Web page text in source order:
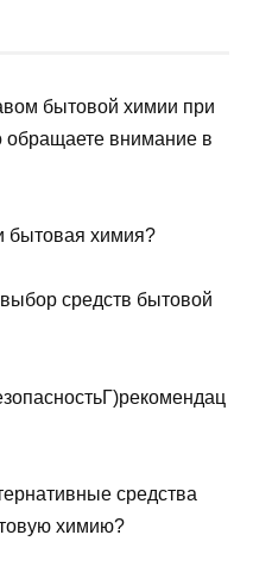
бытовой химии при
обращаете внимание в
бытовая химия?
средств бытовой
средства
химию?